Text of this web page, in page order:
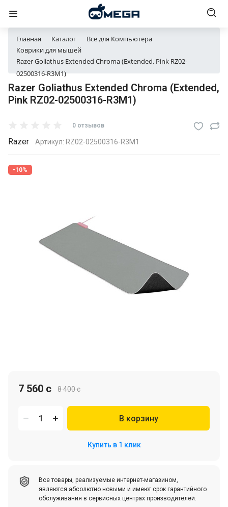
Главная Каталог
Все для Компьютера
Коврики для мышей
Razer Goliathus Extended Chroma (Extended, Pink RZ02-
02500316-R3M1)
Razer Goliathus Extended Chroma (Extended,
Pink RZ02-02500316-R3M1)
0 отзывов
Razer Артикул: RZ02-02500316-R3M1
-10%
8 400 c
7 560 c
В корзину
Купить в 1 клик
Все товары, реализуемые интернет-магазином,
являются абсолютно новыми и имеют срок гарантийного
обслуживания в сервисных центрах производителей.